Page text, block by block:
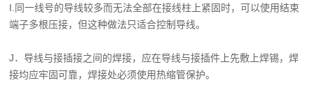
I.同一线号的导线较多而无法全部在接线柱上紧固时，可以使用结束
端子多根压接，但这种做法只适合控制导线。
J．导线与接插接之间的焊接，应在导线与接插件上先敷上焊锡，焊
接均应牢固可靠，焊接处必须使用热缩管保护。